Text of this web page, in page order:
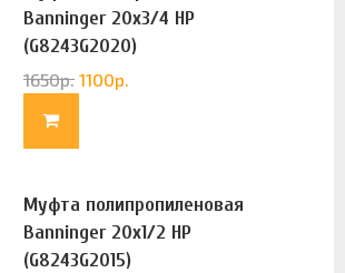
Banninger 20х3/4 НР
(G8243G2020)
1650р. 1100р.
Муфта полипропиленовая
Banninger 20х1/2 НР
(G8243G2015)